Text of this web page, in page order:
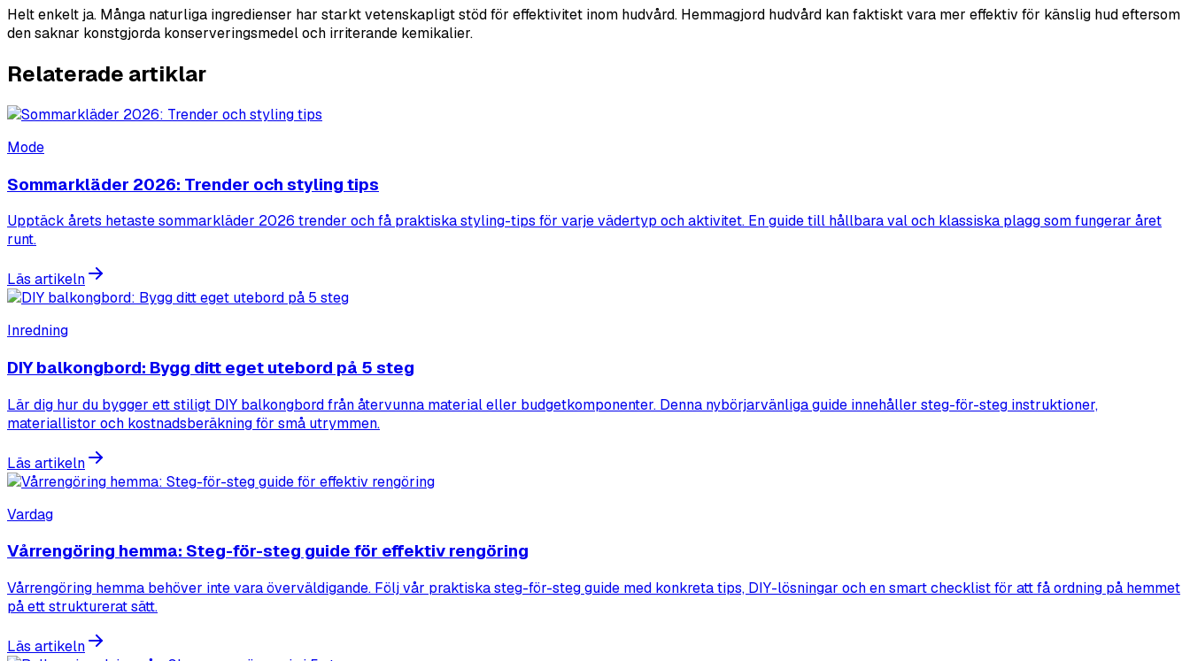
Helt enkelt ja. Många naturliga ingredienser har starkt vetenskapligt stöd för effektivitet inom hudvård. Hemmagjord hudvård kan faktiskt vara mer effektiv för känslig hud eftersom
den saknar konstgjorda konserveringsmedel och irriterande kemikalier.
Relaterade artiklar
Mode
Sommarkläder 2026: Trender och styling tips
Upptäck årets hetaste sommarkläder 2026 trender och få praktiska styling-tips för varje vädertyp och aktivitet. En guide till hållbara val och klassiska plagg som fungerar året
runt.
Läs artikeln
Inredning
DIY balkongbord: Bygg ditt eget utebord på 5 steg
Lär dig hur du bygger ett stiligt DIY balkongbord från återvunna material eller budgetkomponenter. Denna nybörjarvänliga guide innehåller steg-för-steg instruktioner,
materiallistor och kostnadsberäkning för små utrymmen.
Läs artikeln
Vardag
Vårrengöring hemma: Steg-för-steg guide för effektiv rengöring
Vårrengöring hemma behöver inte vara överväldigande. Följ vår praktiska steg-för-steg guide med konkreta tips, DIY-lösningar och en smart checklist för att få ordning på hemmet
på ett strukturerat sätt.
Läs artikeln